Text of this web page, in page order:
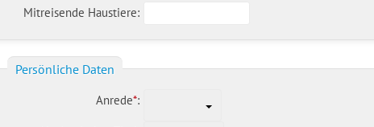
Mitreisende Haustiere:
Persönliche Daten
Anrede*: